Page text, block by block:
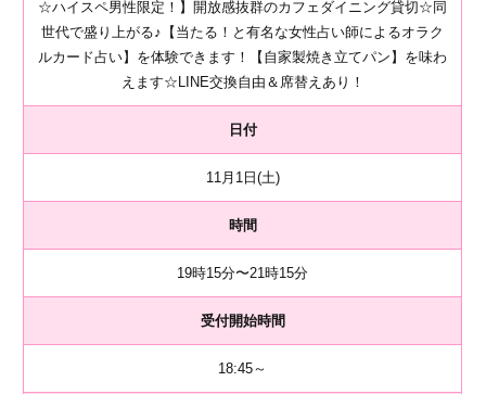
☆ハイスペ男性限定！】開放感抜群のカフェダイニング貸切☆同
世代で盛り上がる♪【当たる！と有名な女性占い師によるオラク
ルカード占い】を体験できます！【自家製焼き立てパン】を味わ
えます☆LINE交換自由＆席替えあり！
日付
11月1日(土)
時間
19時15分〜21時15分
受付開始時間
18:45～